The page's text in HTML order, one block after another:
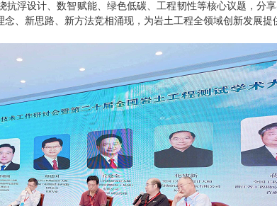
浮设计、数智赋能、绿色低碳、工程韧性等核心议题，分
、新思路、新方法竞相涌现，为岩土工程全领域创新发展提